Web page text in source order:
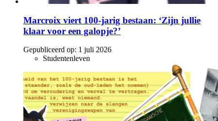
Marcroix viert 100-jarig bestaan: ‘Zijn jullie
klaar voor een galopje?’
Gepubliceerd op: 1 juli 2026
Studentenleven